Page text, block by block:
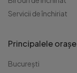
Servicii de închiriat
Principalele orașe
București